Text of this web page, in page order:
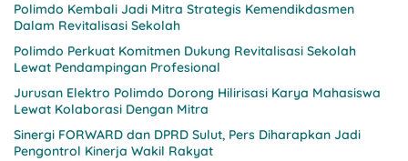
Polimdo Kembali Jadi Mitra Strategis Kemendikdasmen
Dalam Revitalisasi Sekolah
Polimdo Perkuat Komitmen Dukung Revitalisasi Sekolah
Lewat Pendampingan Profesional
Jurusan Elektro Polimdo Dorong Hilirisasi Karya Mahasiswa
Lewat Kolaborasi Dengan Mitra
Sinergi FORWARD dan DPRD Sulut, Pers Diharapkan Jadi
Pengontrol Kinerja Wakil Rakyat